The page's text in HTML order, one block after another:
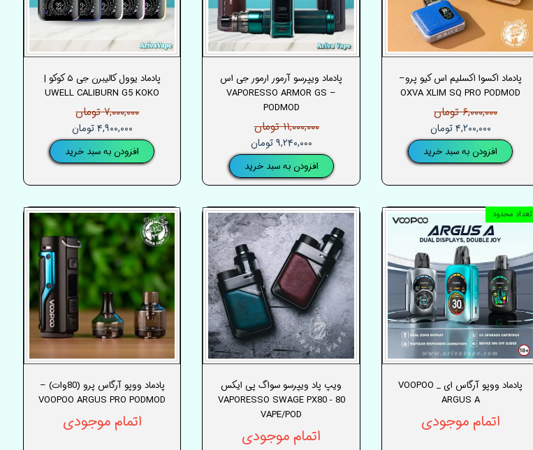
پادماد اکسوا اکسلیم اس کیو پرو–
OXVA XLIM SQ PRO PODMOD
۶,۰۰۰,۰۰۰ تومان
۴,۲۰۰,۰۰۰ تومان
افزودن به سبد خرید
پادماد ویپرسو آرمور ارمور جی اس
– VAPORESSO ARMOR GS
PODMOD
۱۱,۰۰۰,۰۰۰ تومان
۹,۲۴۰,۰۰۰ تومان
افزودن به سبد خرید
پادماد یوول کالیبرن جی ۵ کوکو |
UWELL CALIBURN G5 KOKO
۷,۰۰۰,۰۰۰ تومان
۴,۹۰۰,۰۰۰ تومان
افزودن به سبد خرید
پادماد ووپو آرگاس ای _ VOOPOO
ARGUS A
اتمام موجودی
تعداد محدود
ویپ پاد ویپرسو سواگ پی ایکس
80 - VAPORESSO SWAGE PX80
VAPE/POD
اتمام موجودی
پادماد ووپو آرگاس پرو (80وات) –
VOOPOO ARGUS PRO PODMOD
اتمام موجودی